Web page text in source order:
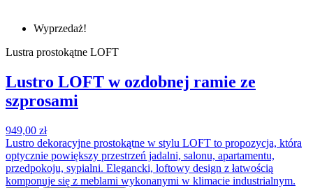
Wyprzedaż!
Lustra prostokątne LOFT
Lustro LOFT w ozdobnej ramie ze
szprosami
949,00 zł
Lustro dekoracyjne prostokątne w stylu LOFT to propozycja, która
optycznie powiększy przestrzeń jadalni, salonu, apartamentu,
przedpokoju, sypialni. Elegancki, loftowy design z łatwością
komponuje się z meblami wykonanymi w klimacie industrialnym.